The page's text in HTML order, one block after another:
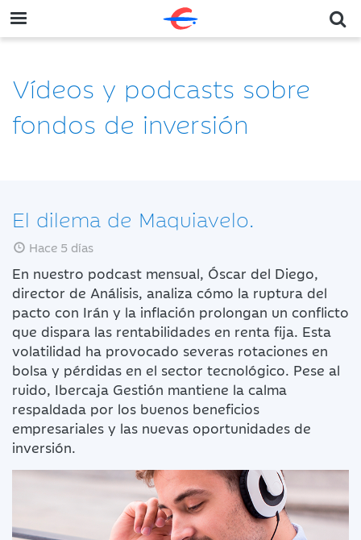
Vídeos y podcasts sobre
fondos de inversión
El dilema de Maquiavelo.
Hace 5 días
En nuestro podcast mensual, Óscar del Diego,
director de Análisis, analiza cómo la ruptura del
pacto con Irán y la inflación prolongan un conflicto
que dispara las rentabilidades en renta fija. Esta
volatilidad ha provocado severas rotaciones en
bolsa y pérdidas en el sector tecnológico. Pese al
ruido, Ibercaja Gestión mantiene la calma
respaldada por los buenos beneficios
empresariales y las nuevas oportunidades de
inversión.